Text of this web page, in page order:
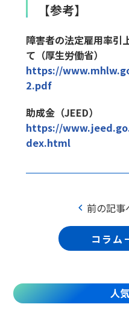
【参考】
障害者の法定雇用率引
て（厚生労働省）
https://
2.pdf
助成金（JEED）
https://
dex.html
chevron_left 前の記事
コラム
人